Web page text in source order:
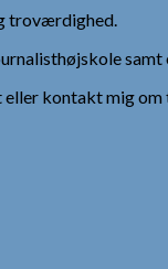
troværdighed.
kontakt mig om